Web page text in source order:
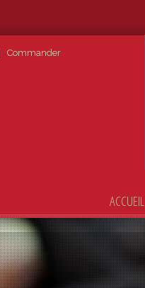
Commander
ACCUEIL